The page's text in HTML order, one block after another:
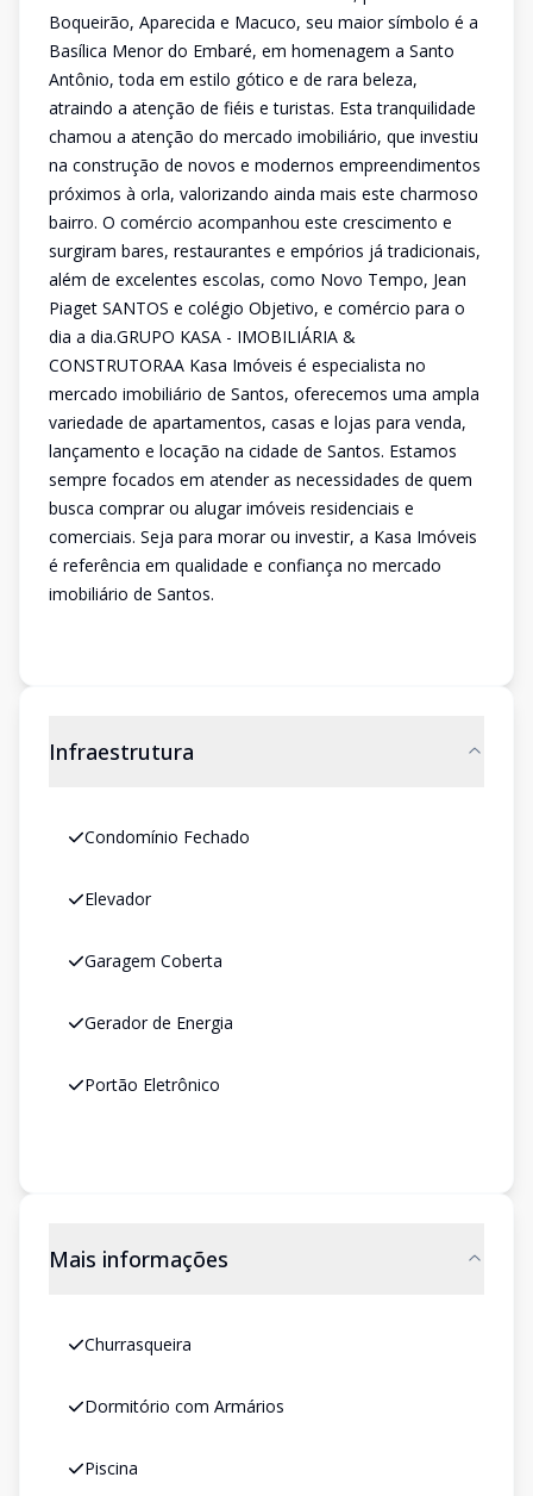
Boqueirão, Aparecida e Macuco, seu maior símbolo é a
Basílica Menor do Embaré, em homenagem a Santo
Antônio, toda em estilo gótico e de rara beleza,
atraindo a atenção de fiéis e turistas. Esta tranquilidade
chamou a atenção do mercado imobiliário, que investiu
na construção de novos e modernos empreendimentos
próximos à orla, valorizando ainda mais este charmoso
bairro. O comércio acompanhou este crescimento e
surgiram bares, restaurantes e empórios já tradicionais,
além de excelentes escolas, como Novo Tempo, Jean
Piaget SANTOS e colégio Objetivo, e comércio para o
dia a dia.GRUPO KASA - IMOBILIÁRIA &
CONSTRUTORAA Kasa Imóveis é especialista no
mercado imobiliário de Santos, oferecemos uma ampla
variedade de apartamentos, casas e lojas para venda,
lançamento e locação na cidade de Santos. Estamos
sempre focados em atender as necessidades de quem
busca comprar ou alugar imóveis residenciais e
comerciais. Seja para morar ou investir, a Kasa Imóveis
é referência em qualidade e confiança no mercado
imobiliário de Santos.
Infraestrutura
Condomínio Fechado
Elevador
Garagem Coberta
Gerador de Energia
Portão Eletrônico
Mais informações
Churrasqueira
Dormitório com Armários
Piscina